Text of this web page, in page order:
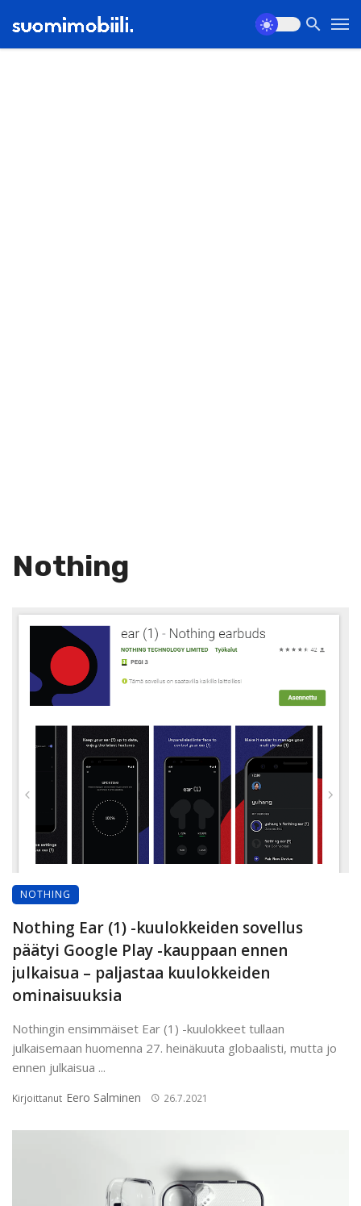
Nothing
NOTHING
Nothing Ear (1) -kuulokkeiden sovellus
päätyi Google Play -kauppaan ennen
julkaisua – paljastaa kuulokkeiden
ominaisuuksia
Nothingin ensimmäiset Ear (1) -kuulokkeet tullaan
julkaisemaan huomenna 27. heinäkuuta globaalisti, mutta jo
ennen julkaisua ...
Kirjoittanut Eero Salminen 26.7.2021